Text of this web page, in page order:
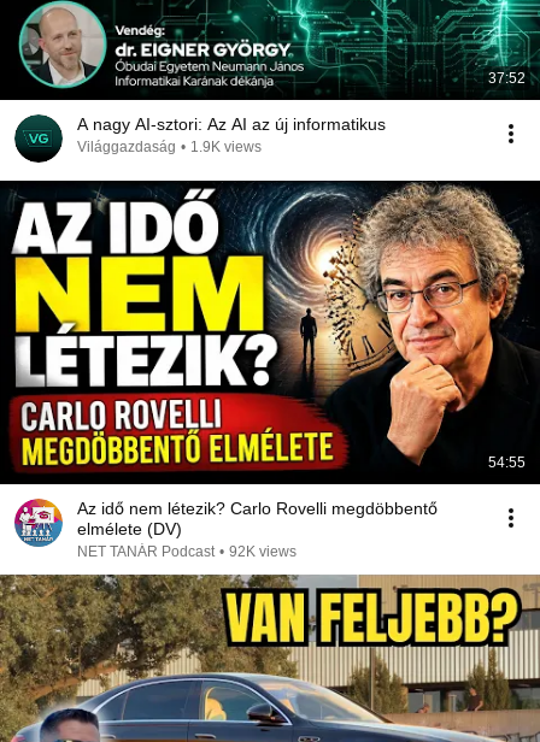
37:52
A nagy AI-sztori: Az AI az új informatikus
Világgazdaság • 1.9K views
54:55
Az idő nem létezik? Carlo Rovelli megdöbbentő
elmélete (DV)
NET TANÁR Podcast • 92K views